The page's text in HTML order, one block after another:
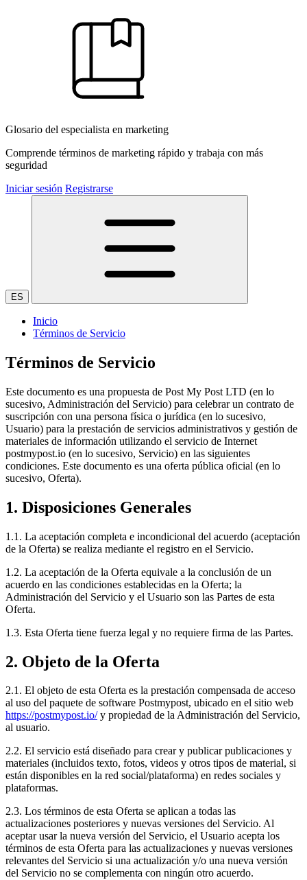
Glosario del especialista en marketing
Comprende términos de marketing rápido y trabaja con más
seguridad
Iniciar sesión Registrarse
ES
Inicio
Términos de Servicio
Términos de Servicio
Este documento es una propuesta de Post My Post LTD (en lo
sucesivo, Administración del Servicio) para celebrar un contrato de
suscripción con una persona física o jurídica (en lo sucesivo,
Usuario) para la prestación de servicios administrativos y gestión de
materiales de información utilizando el servicio de Internet
postmypost.io (en lo sucesivo, Servicio) en las siguientes
condiciones. Este documento es una oferta pública oficial (en lo
sucesivo, Oferta).
1. Disposiciones Generales
1.1. La aceptación completa e incondicional del acuerdo (aceptación
de la Oferta) se realiza mediante el registro en el Servicio.
1.2. La aceptación de la Oferta equivale a la conclusión de un
acuerdo en las condiciones establecidas en la Oferta; la
Administración del Servicio y el Usuario son las Partes de esta
Oferta.
1.3. Esta Oferta tiene fuerza legal y no requiere firma de las Partes.
2. Objeto de la Oferta
2.1. El objeto de esta Oferta es la prestación compensada de acceso
al uso del paquete de software Postmypost, ubicado en el sitio web
https://postmypost.io/y propiedad de la Administración del Servicio,
al usuario.
2.2. El servicio está diseñado para crear y publicar publicaciones y
materiales (incluidos texto, fotos, videos y otros tipos de material, si
están disponibles en la red social/plataforma) en redes sociales y
plataformas.
2.3. Los términos de esta Oferta se aplican a todas las
actualizaciones posteriores y nuevas versiones del Servicio. Al
aceptar usar la nueva versión del Servicio, el Usuario acepta los
términos de esta Oferta para las actualizaciones y nuevas versiones
relevantes del Servicio si una actualización y/o una nueva versión
del Servicio no se complementa con ningún otro acuerdo.